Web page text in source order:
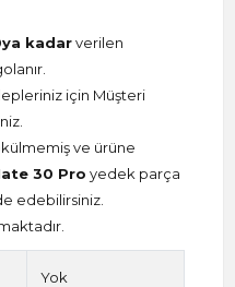
kadarverilen
için Müşteri
ve ürüne
30 Pro yedek parça
edebilirsiniz.
Yok